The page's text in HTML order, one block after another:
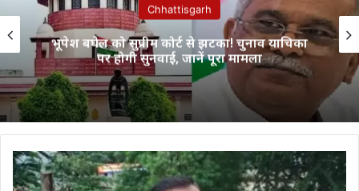
Chhattisgarh
भूपेश बघेल को सुप्रीम कोर्ट से झटका! चुनाव याचिका
पर होगी सुनवाई, जानें पूरा मामला
व्यापारी
का